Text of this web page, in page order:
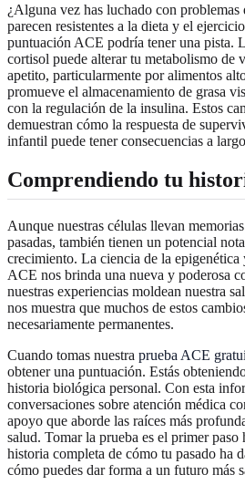
¿Alguna vez has luchado con problemas
parecen resistentes a la dieta y el
puntuación ACE podría tener una pista.
cortisol puede alterar tu metabolismo de
apetito, particularmente por alimentos
promueve el almacenamiento de grasa
con la regulación de la insulina. Estos
demuestran cómo la respuesta de
infantil puede tener consecuencias a
Comprendiendo tu
Aunque nuestras células llevan
pasadas, también tienen un potencial
crecimiento. La ciencia de la
ACE nos brinda una nueva y poderosa
nuestras experiencias moldean nuestra
nos muestra que muchos de estos
necesariamente permanentes.
Cuando tomas nuestra prueba ACE
obtener una puntuación. Estás
historia biológica personal. Con esta
conversaciones sobre atención médica
apoyo que aborde las raíces más
salud. Tomar la prueba es el primer paso
historia completa de cómo tu pasado ha
cómo puedes dar forma a un futuro más